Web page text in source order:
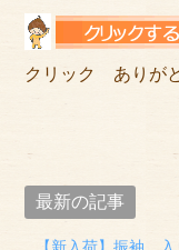
クリック ありが
最新の記事